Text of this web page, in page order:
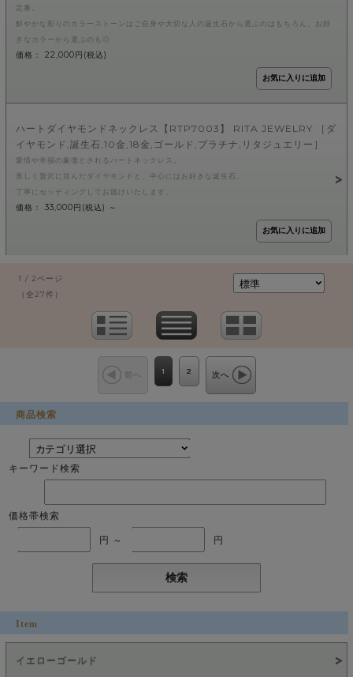
定番。
鮮やかな彩りのカラーストーンはご自身や大切な人の誕生石から選ぶのはもちろん、お好
きなカラーから選ぶのも◎
価格： 22,000円(税込)
ハートダイヤモンドネックレス【RTP7003】 RITA JEWELRY ［ダ
イヤモンド,誕生石,10金,18金,ゴールド,プラチナ,リタジュエリー］
愛情や幸福の象徴とされるハートネックレス。
美しく贅沢に並んだダイヤモンドと、中心にはお好きな誕生石。
丁寧にセッティングしてお届けいたします。
価格： 33,000円(税込) ～
1 / 2ページ
（全27件）
前へ 1 2 次へ
商品検索
キーワード検索
価格帯検索
円 ～ 円
Item
イエローゴールド